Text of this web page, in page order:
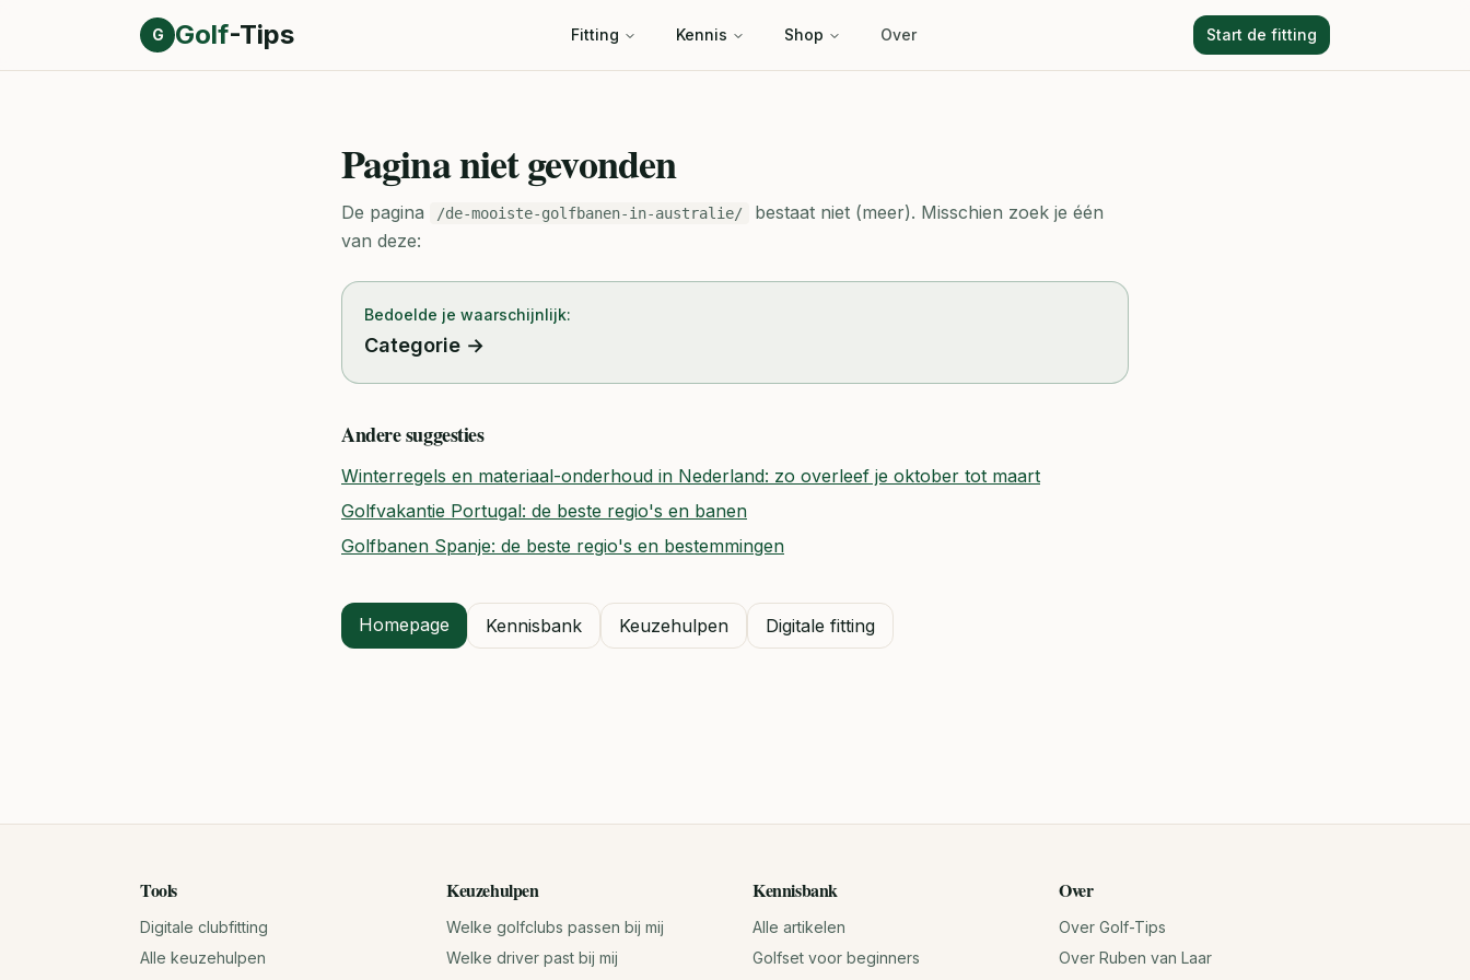
Direct naar inhoud
G Golf-Tips Fitting Kennis Shop Over Start de fitting
Pagina niet gevonden
De pagina /de-mooiste-golfbanen-in-australie/ bestaat niet (meer). Misschien zoek je één
van deze:
Bedoelde je waarschijnlijk:
Categorie →
Andere suggesties
Winterregels en materiaal-onderhoud in Nederland: zo overleef je oktober tot maart
Golfvakantie Portugal: de beste regio's en banen
Golfbanen Spanje: de beste regio's en bestemmingen
Homepage Kennisbank Keuzehulpen Digitale fitting
Tools
Digitale clubfitting
Alle keuzehulpen
Keuzehulpen
Welke golfclubs passen bij mij
Welke driver past bij mij
Kennisbank
Alle artikelen
Golfset voor beginners
Over
Over Golf-Tips
Over Ruben van Laar